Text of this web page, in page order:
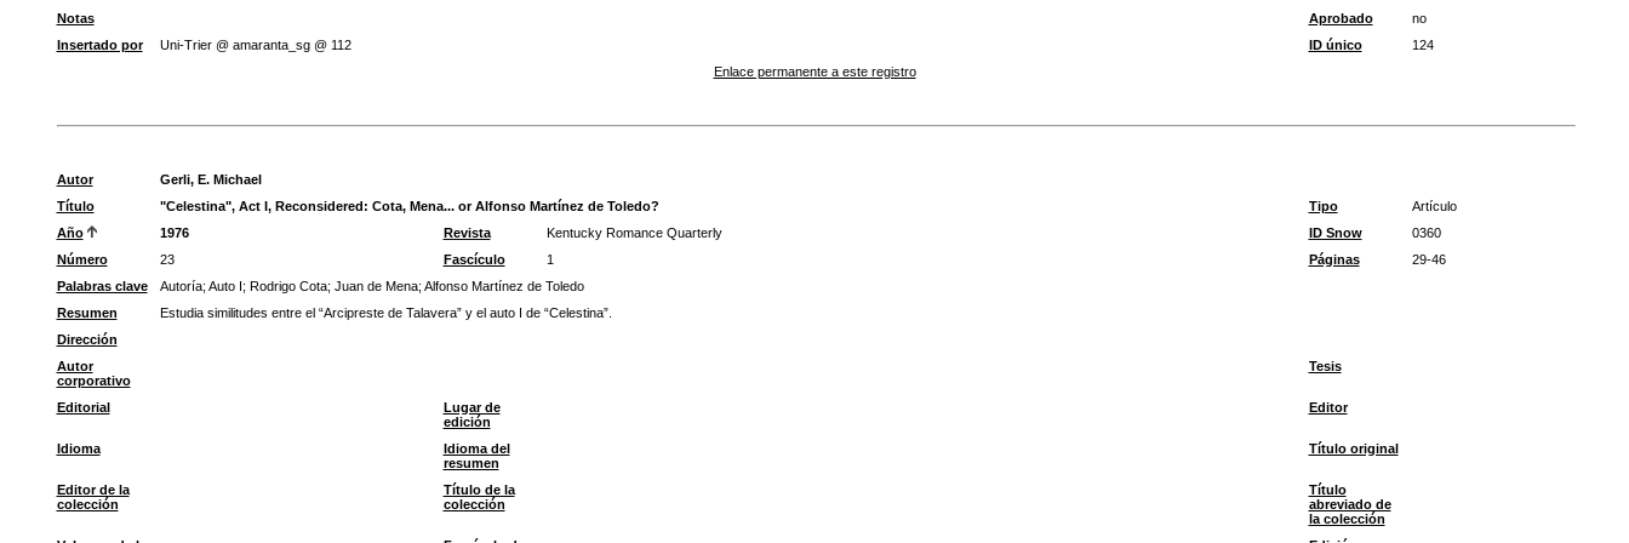
Notas Aprobado
no
Insertado por
Uni-Trier @ amaranta_sg @ 112 ID único
124
Enlace permanente a este registro
Autor
Gerli, E. Michael
Título
"Celestina", Act I, Reconsidered: Cota, Mena... or Alfonso Martínez de Toledo? Tipo
Artículo
Año
1976 Revista Kentucky Romance Quarterly ID Snow
0360
Número
23 Fascículo 1 Páginas
29-46
Palabras clave
Autoría; Auto I; Rodrigo Cota; Juan de Mena; Alfonso Martínez de Toledo
Resumen
Estudia similitudes entre el “Arcipreste de Talavera” y el auto I de “Celestina”.
Dirección
Autor
corporativo
Tesis
Editorial
Lugar de
edición
Editor
Idioma
Idioma del
resumen
Título original
Editor de la
colección
Título de la
colección
Título
abreviado de
la colección